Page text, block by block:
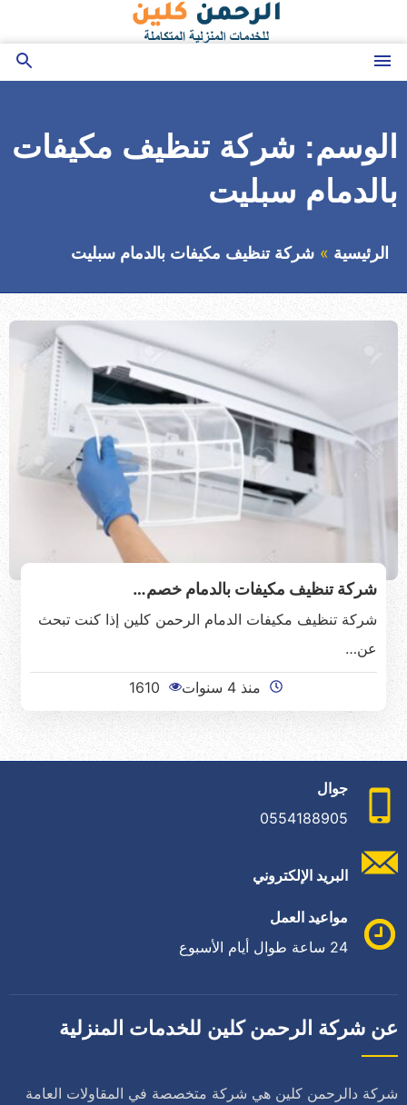
إلى
القائمة
بحث
الوسم: شركة تنظيف مكيفات
بالدمام سبليت
الرئيسية شركة تنظيف مكيفات بالدمام سبليت
شركة تنظيف مكيفات بالدمام خصم…
شركة تنظيف مكيفات الدمام الرحمن كلين إذا كنت تبحث
عن…
منذ 4 سنوات 1610
جوال
0554188905
البريد الإلكتروني
مواعيد العمل
24 ساعة طوال أيام الأسبوع
عن شركة الرحمن كلين للخدمات المنزلية
شركة دالرحمن كلين هي شركة متخصصة في المقاولات العامة